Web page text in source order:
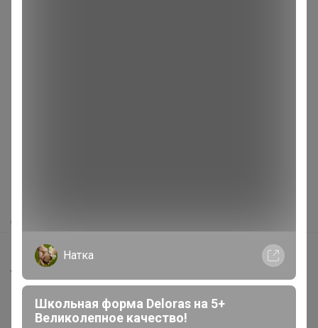
Доставка
Шоурумы
Торговые марки
Наша команда
В наличии
Натка
Школьная форма Deloras на 5+
Великолепное качество!